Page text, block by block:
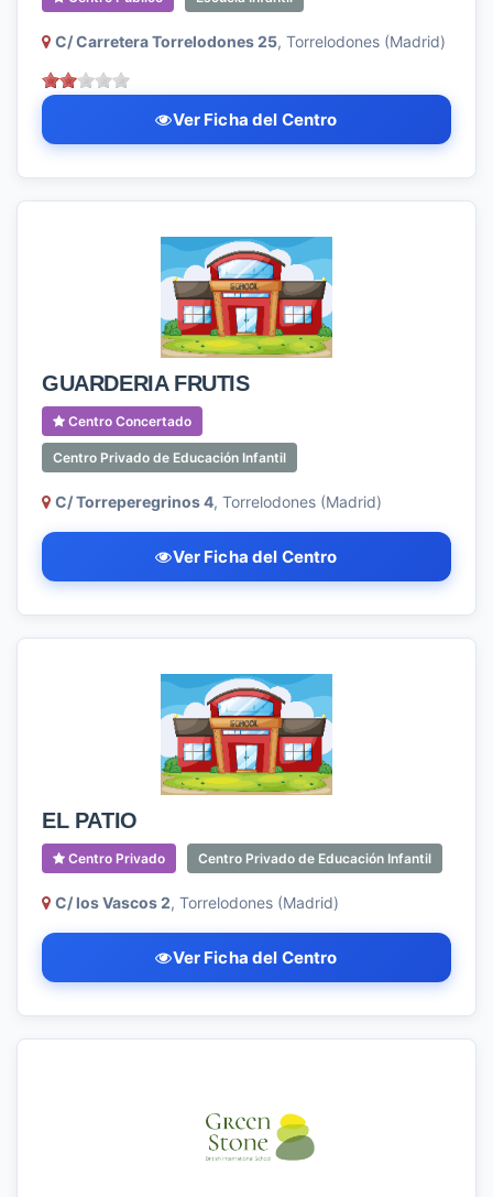
C/ Carretera Torrelodones 25, Torrelodones (Madrid)
Ver Ficha del Centro
GUARDERIA FRUTIS
Centro Concertado
Centro Privado de Educación Infantil
C/ Torreperegrinos 4, Torrelodones (Madrid)
Ver Ficha del Centro
EL PATIO
Centro Privado Centro Privado de Educación Infantil
C/ los Vascos 2, Torrelodones (Madrid)
Ver Ficha del Centro